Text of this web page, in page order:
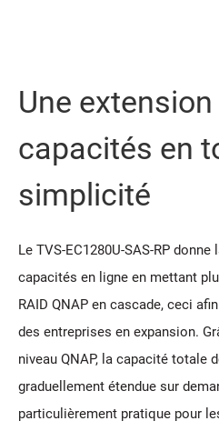
Une
capacités en
simplicité
Le TVS-EC1280U-SAS-RP
capacités en ligne en mettant
RAID QNAP en cascade, ceci
des entreprises en expansion.
niveau QNAP, la capacité totale
graduellement étendue sur
particulièrement pratique pour